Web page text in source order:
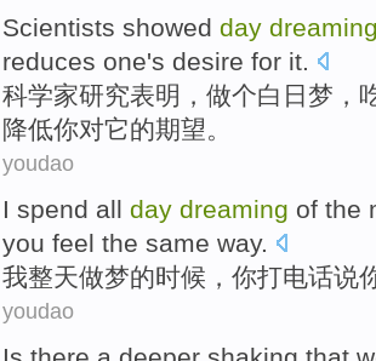
Scientists showed day
reduces one's desire for it.
科学家研究表明 ，做个白日梦 ，
降低你对它的期望。
youdao
I spend all day dreaming of the
you feel the same way.
我整天做梦的时候 ， 你打电话说
youdao